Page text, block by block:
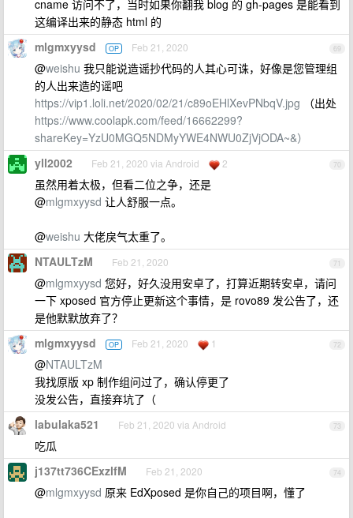
cname 访问不了，当时如果你翻我 blog 的 gh-pages 是能看到
这编译出来的静态 html 的
69
mlgmxyysd OP Feb 21, 2020
@weishu 我只能说造谣抄代码的人其心可诛，好像是您管理组
的人出来造的谣吧
https://vip1.loli.net/2020/02/21/c89oEHlXevPNbqV.jpg （出处
https://www.coolapk.com/feed/16662299?
shareKey=YzU0MGQ5NDMyYWE4NWU0ZjVjODA~&）
70
yll2002 Feb 21, 2020 via Android 2
虽然用着太极，但看二位之争，还是
@mlgmxyysd 让人舒服一点。
@weishu 大佬戾气太重了。
71
NTAULTzM Feb 21, 2020
@mlgmxyysd 您好，好久没用安卓了，打算近期转安卓，请问
一下 xposed 官方停止更新这个事情，是 rovo89 发公告了，还
是他默默放弃了？
72
mlgmxyysd OP Feb 21, 2020 1
@NTAULTzM
我找原版 xp 制作组问过了，确认停更了
没发公告，直接弃坑了（
73
labulaka521 Feb 21, 2020 via Android
吃瓜
74
j137tt736CExzlfM Feb 21, 2020
@mlgmxyysd 原来 EdXposed 是你自己的项目啊，懂了